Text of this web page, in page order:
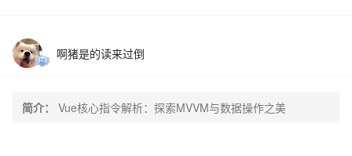
啊猪是的读来过倒
简介： Vue核心指令解析：探索MVVM与数据操作之美